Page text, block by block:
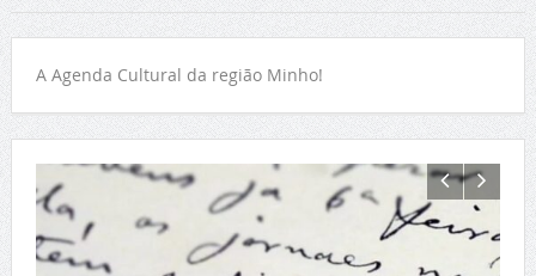
A Agenda Cultural da região Minho!